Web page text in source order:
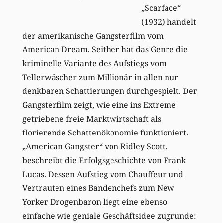
„Scarface“
(1932) handelt
der amerikanische Gangsterfilm vom
American Dream. Seither hat das Genre die
kriminelle Variante des Aufstiegs vom
Tellerwäscher zum Millionär in allen nur
denkbaren Schattierungen durchgespielt. Der
Gangsterfilm zeigt, wie eine ins Extreme
getriebene freie Marktwirtschaft als
florierende Schattenökonomie funktioniert.
„American Gangster“ von Ridley Scott,
beschreibt die Erfolgsgeschichte von Frank
Lucas. Dessen Aufstieg vom Chauffeur und
Vertrauten eines Bandenchefs zum New
Yorker Drogenbaron liegt eine ebenso
einfache wie geniale Geschäftsidee zugrunde: